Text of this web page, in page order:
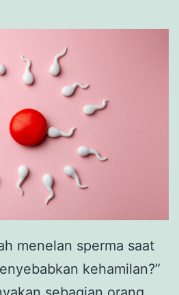
menelan sperma saat
kehamilan?”